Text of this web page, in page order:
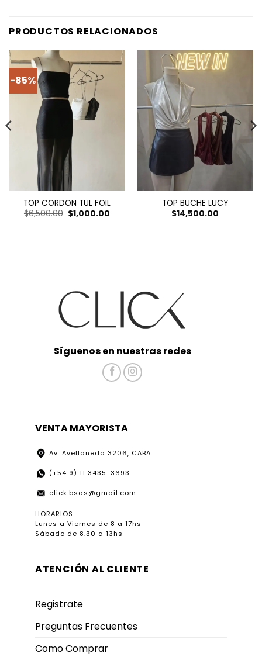
PRODUCTOS RELACIONADOS
-85%
TOP CORDON TUL FOIL
$6,500.00 El
precio
$1,000.00
TOP BUCHE LUCY
$14,500.00
Síguenos en nuestras redes
VENTA MAYORISTA
Av. Avellaneda 3206, CABA
(+54 9) 11 3435-3693
click.bsas@gmail.com
HORARIOS :
Lunes a Viernes de 8 a 17hs
Sábado de 8.30 a 13hs
ATENCIÓN AL CLIENTE
Registrate
Preguntas Frecuentes
Como Comprar